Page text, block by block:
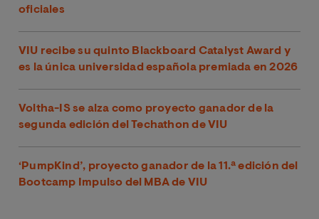
oficiales
VIU recibe su quinto Blackboard Catalyst Award y
es la única universidad española premiada en 2026
Voltha-IS se alza como proyecto ganador de la
segunda edición del Techathon de VIU
‘PumpKind’, proyecto ganador de la 11.ª edición del
Bootcamp Impulso del MBA de VIU